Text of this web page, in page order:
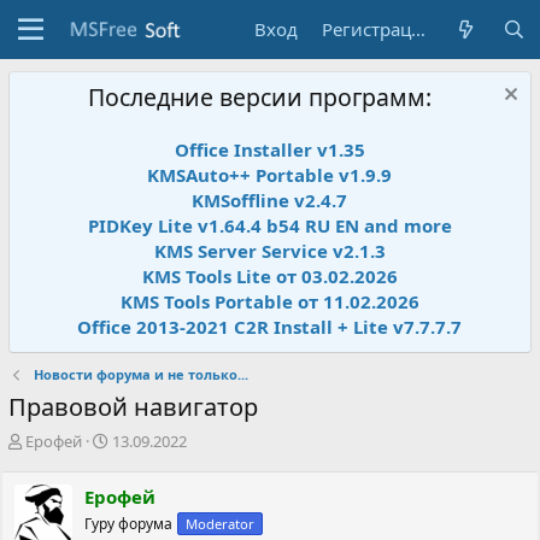
Вход Регистрация
Последние версии программ:
Office Installer v1.35
KMSAuto++ Portable v1.9.9
KMSoffline v2.4.7
PIDKey Lite v1.64.4 b54 RU EN and more
KMS Server Service v2.1.3
KMS Tools Lite от 03.02.2026
KMS Tools Portable от 11.02.2026
Office 2013-2021 C2R Install + Lite v7.7.7.7
Новости форума и не только...
Правовой навигатор
А
т
о
р
Ерофей
Д
а
н
13.09.2022
Ерофей
Гуру форума Moderator